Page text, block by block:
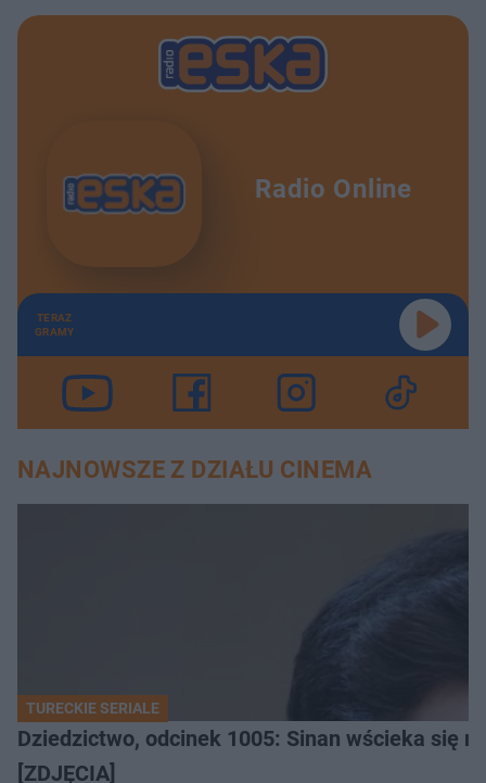
Radio Online
TERAZ
GRAMY
NAJNOWSZE Z DZIAŁU CINEMA
TURECKIE SERIALE
Dziedzictwo, odcinek 1005: Sinan wścieka się
[ZDJĘCIA]